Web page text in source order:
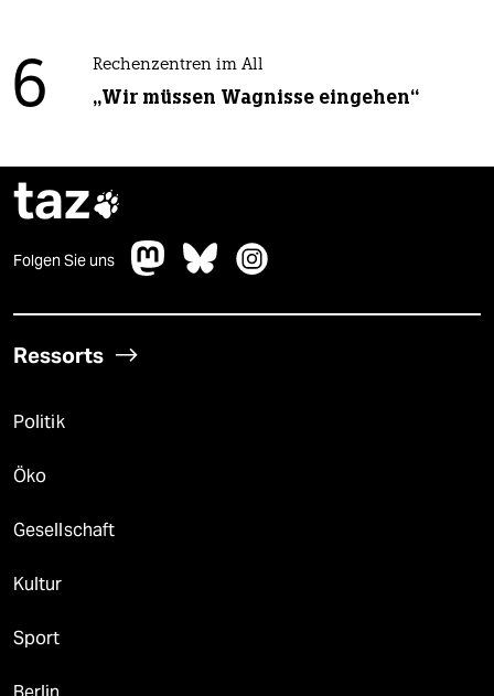
6 Rechenzentren im All
„Wir müssen Wagnisse eingehen“
taz
Folgen Sie uns
Ressorts
Politik
Öko
Gesellschaft
Kultur
Sport